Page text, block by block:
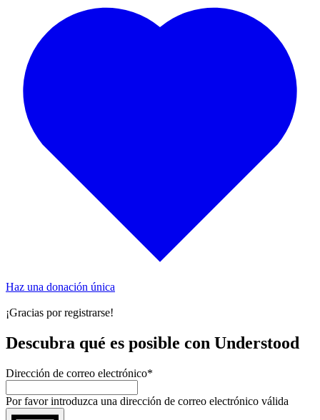
Haz una donación única
¡Gracias por registrarse!
Descubra qué es posible con Understood
Dirección de correo electrónico*
Por favor introduzca una dirección de correo electrónico válida